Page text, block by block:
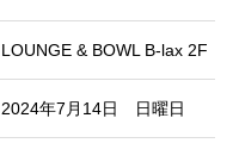
LOUNGE & BOWL B-lax 2F
2024年7月14日 日曜日